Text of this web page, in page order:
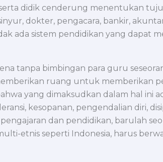
didik cenderung menentukan
dokter, pengacara, bankir,
ada sistem pendidikan yang dapat
tanpa bimbingan para guru
ruang untuk memberikan
yang dimaksudkan dalam hal ini
kesopanan, pengendalian diri,
dan pendidikan, barulah
etnis seperti Indonesia, harus